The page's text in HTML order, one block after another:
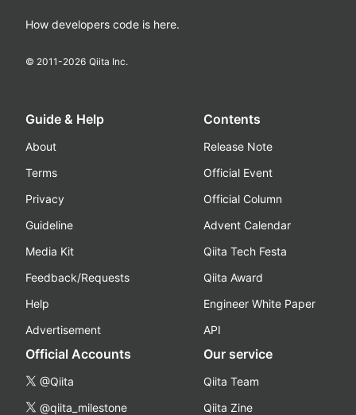
How developers code is here.
© 2011-2026 Qiita Inc.
Guide & Help
About
Terms
Privacy
Guideline
Media Kit
Feedback/Requests
Help
Advertisement
Contents
Release Note
Official Event
Official Column
Advent Calendar
Qiita Tech Festa
Qiita Award
Engineer White Paper
API
Official Accounts
@Qiita
@qiita_milestone
Our service
Qiita Team
Qiita Zine